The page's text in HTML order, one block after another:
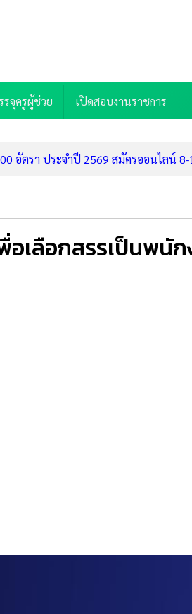
รจุครูผู้ช่วย เปิดสอบงานราชการ
อัตรา ประจำปี 2569 สมัครออนไลน์ 8-
ธิ์ก่อน 31 ต.ค. 69
ทำงานไป จบมามีงานรองรับ"
งครูผู้สอน (รับสมัคร 11-17 ส.ค. 69)
มัคร 10-14 ส.ค. 69)
ร ตำแหน่งครูผู้สอน 2 อัตรา (รับสมัคร 3-
2 อัตรา (รับสมัคร 5-11 ส.ค. 69)
เลือกสรรเป็นพนัก